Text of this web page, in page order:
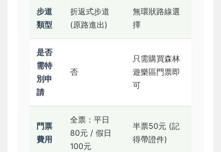
步道
類型
折返式步道
(原路進出)
無環狀路線選
擇
是否
需特
別申
請
否
只需購買森林
遊樂區門票即
可
門票
費用
全票：平日
80元 / 假日
100元
半票50元 (記
得帶證件)